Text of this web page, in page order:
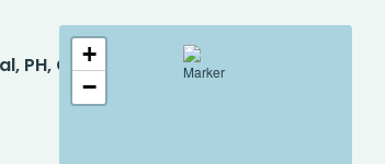
PH, Quinta, Terreno
+
−